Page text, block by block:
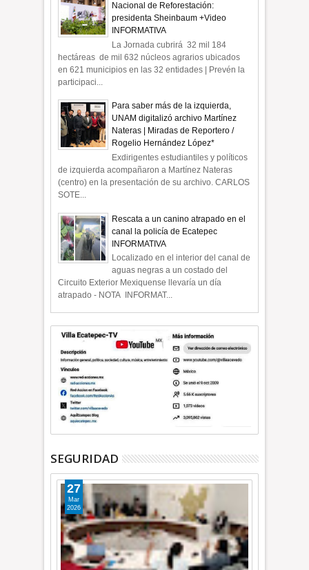
Nacional de Reforestación:
presidenta Sheinbaum +Video
INFORMATIVA
La Jornada cubrirá 32 mil 184
hectáreas de mil 632 núcleos agrarios ubicados
en 621 municipios en las 32 entidades | Prevén la
participaci...
Para saber más de la izquierda,
UNAM digitalizó archivo Martínez
Nateras | Miradas de Reportero /
Rogelio Hernández López*
Exdirigentes estudiantiles y políticos
de izquierda acompañaron a Martínez Nateras
(centro) en la presentación de su archivo. CARLOS
SOTE...
Rescata a un canino atrapado en el
canal la policía de Ecatepec
INFORMATIVA
Localizado en el interior del canal de
aguas negras a un costado del
Circuito Exterior Mexiquense llevaría un día
atrapado - NOTA INFORMAT...
SEGURIDAD
27
Mar
2026